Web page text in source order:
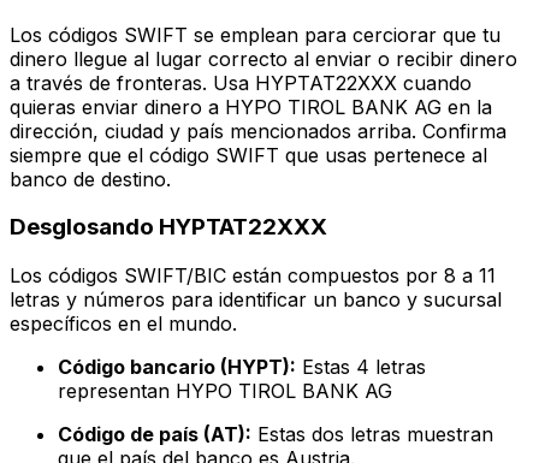
Los códigos SWIFT se emplean para cerciorar que tu
dinero llegue al lugar correcto al enviar o recibir dinero
a través de fronteras. Usa HYPTAT22XXX cuando
quieras enviar dinero a HYPO TIROL BANK AG en la
dirección, ciudad y país mencionados arriba. Confirma
siempre que el código SWIFT que usas pertenece al
banco de destino.
Desglosando HYPTAT22XXX
Los códigos SWIFT/BIC están compuestos por 8 a 11
letras y números para identificar un banco y sucursal
específicos en el mundo.
Código bancario (HYPT): Estas 4 letras
representan HYPO TIROL BANK AG
Código de país (AT): Estas dos letras muestran